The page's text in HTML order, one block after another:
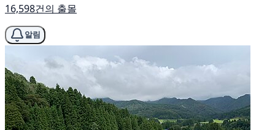
16,598건의 출몰
알림